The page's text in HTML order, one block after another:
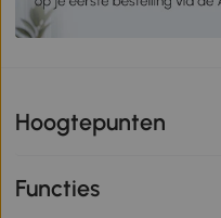
Hoogtepunten
Functies